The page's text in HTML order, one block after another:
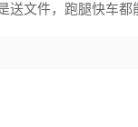
送文件，跑腿快车都